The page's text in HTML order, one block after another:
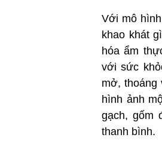
Với mô
khao khát
hóa ẩm
với sức
mở, thoáng
hình ảnh
gạch, gốm
thanh bình.